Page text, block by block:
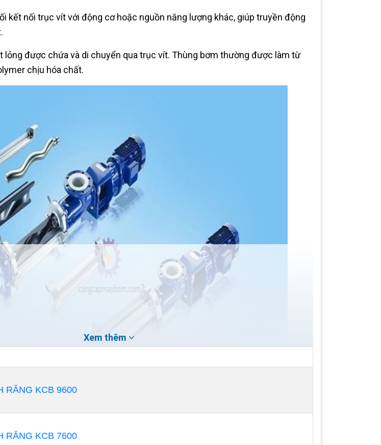
kết nối trục vít với động cơ hoặc nguồn năng lượng khác, giúp truyền động
lỏng được chứa và di chuyển qua trục vít. Thùng bơm thường được làm từ
chịu hóa chất.
giữa trục vít và thùng bơm, giúp trục vít quay mà không có quá nhiều ma
Xem thêm
RĂNG KCB 9600
RĂNG KCB 7600